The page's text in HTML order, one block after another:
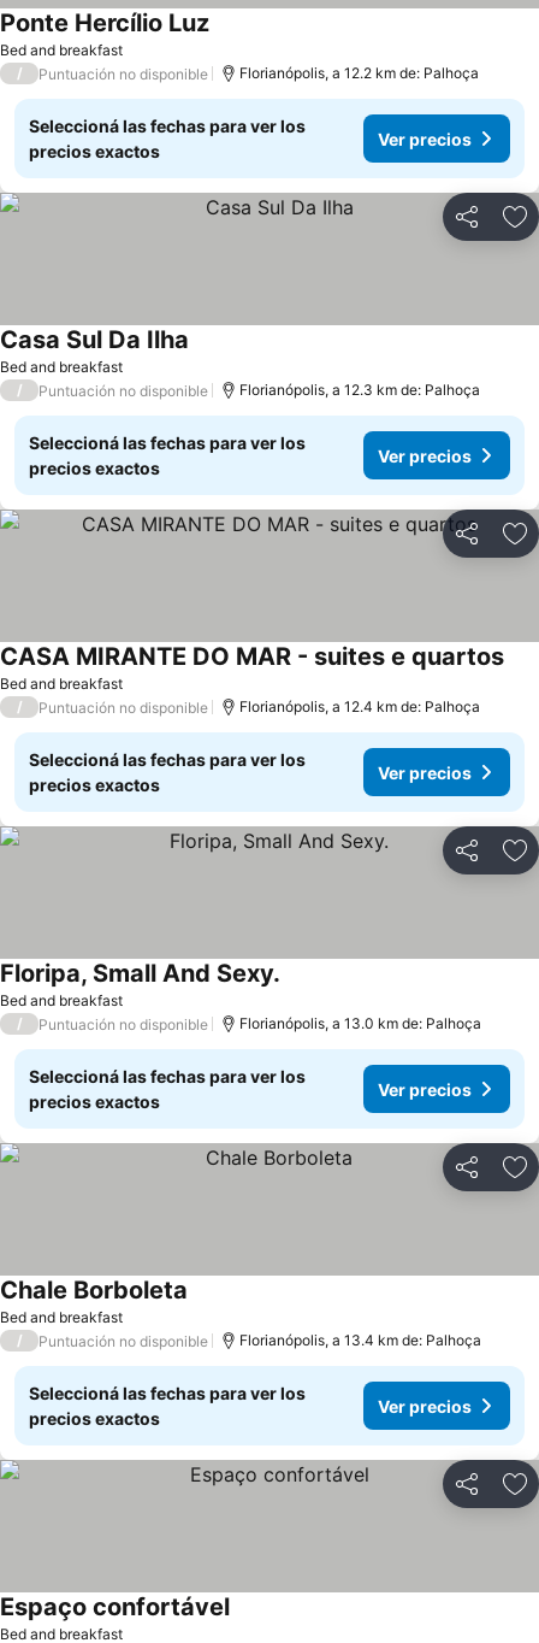
Bed and breakfast
Ponte Hercílio Luz
/ Puntuación no disponible Florianópolis, a 12.2 km de: Palhoça
Seleccioná las fechas para ver los
precios exactos
Ver precios
Compartir
Bed and breakfast
Casa Sul Da Ilha
/ Puntuación no disponible Florianópolis, a 12.3 km de: Palhoça
Seleccioná las fechas para ver los
precios exactos
Ver precios
Compartir
Bed and breakfast
CASA MIRANTE DO MAR - suites e quartos
/ Puntuación no disponible Florianópolis, a 12.4 km de: Palhoça
Seleccioná las fechas para ver los
precios exactos
Ver precios
Compartir
Bed and breakfast
Floripa, Small And Sexy.
/ Puntuación no disponible Florianópolis, a 13.0 km de: Palhoça
Seleccioná las fechas para ver los
precios exactos
Ver precios
Compartir
Bed and breakfast
Chale Borboleta
/ Puntuación no disponible Florianópolis, a 13.4 km de: Palhoça
Seleccioná las fechas para ver los
precios exactos
Ver precios
Compartir
Bed and breakfast
Espaço confortável